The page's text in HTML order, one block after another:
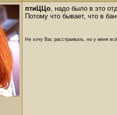
птиЦЦо, надо было в это
Потому что бывает, что в
Не хочу Вас расстраивать, но у меня